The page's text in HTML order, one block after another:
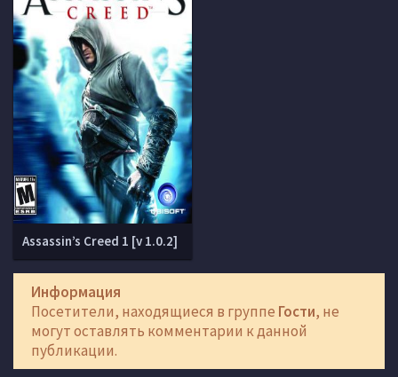
Assassin’s Creed 1 [v 1.0.2]
Информация
Посетители, находящиеся в группе Гости, не
могут оставлять комментарии к данной
публикации.